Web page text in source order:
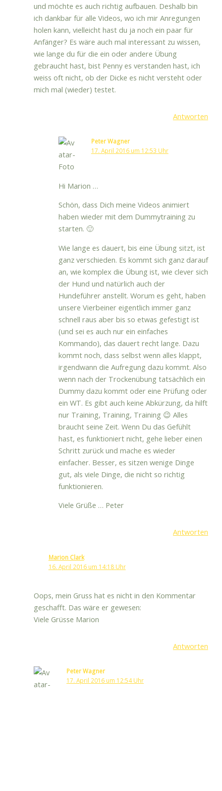
und möchte es auch richtig aufbauen. Deshalb bin
ich dankbar für alle Videos, wo ich mir Anregungen
holen kann, vielleicht hast du ja noch ein paar für
Anfänger? Es wäre auch mal interessant zu wissen,
wie lange du für die ein oder andere Übung
gebraucht hast, bist Penny es verstanden hast, ich
weiss oft nicht, ob der Dicke es nicht versteht oder
mich mal (wieder) testet.
Antworten
Peter Wagner
17. April 2016 um 12:53 Uhr
Hi Marion …
Schön, dass Dich meine Videos animiert
haben wieder mit dem Dummytraining zu
starten. 🙂
Wie lange es dauert, bis eine Übung sitzt, ist
ganz verschieden. Es kommt sich ganz darauf
an, wie komplex die Übung ist, wie clever sich
der Hund und natürlich auch der
Hundeführer anstellt. Worum es geht, haben
unsere Vierbeiner eigentlich immer ganz
schnell raus aber bis so etwas gefestigt ist
(und sei es auch nur ein einfaches
Kommando), das dauert recht lange. Dazu
kommt noch, dass selbst wenn alles klappt,
irgendwann die Aufregung dazu kommt. Also
wenn nach der Trockenübung tatsächlich ein
Dummy dazu kommt oder eine Prüfung oder
ein WT. Es gibt auch keine Abkürzung, da hilft
nur Training, Training, Training 😉 Alles
braucht seine Zeit. Wenn Du das Gefühlt
hast, es funktioniert nicht, gehe lieber einen
Schritt zurück und mache es wieder
einfacher. Besser, es sitzen wenige Dinge
gut, als viele Dinge, die nicht so richtig
funktionieren.
Viele Grüße … Peter
Antworten
Marion Clark
16. April 2016 um 14:18 Uhr
Oops, mein Gruss hat es nicht in den Kommentar
geschafft. Das wäre er gewesen:
Viele Grüsse Marion
Antworten
Peter Wagner
17. April 2016 um 12:54 Uhr